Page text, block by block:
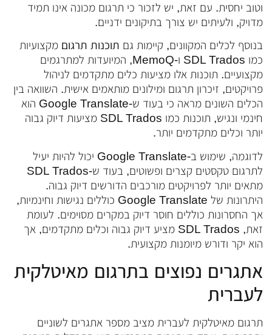
וטוב יחסית. עם זאת, יש לזכור כי תרגום מכונה אינו תמיד
מדויק, ולעיתים יש צורך בתיקונים ידניים.
בנוסף לכלים המקוונים, קיימות גם תוכנות תרגום מקצועיות
כמו SDL Trados ו-MemoQ, המיועדות למתרגמים
מקצועיים. תוכנות אלו מציעות כלים מתקדמים לניהול
פרויקטים, זיכרון תרגום ומילונים מותאמים אישית. השוואה בין
הכלים השונים מראה כי בעוד ש-Google Translate הוא
חינמי ונגיש, תוכנות כמו SDL Trados מציעות דיוק גבוה
יותר וכלים מתקדמים יותר.
לדוגמה, שימוש ב-Google Translate יכול להיות יעיל
לתרגום טקסטים קצרים ופשוטים, בעוד ש-SDL Trados
מתאים יותר לפרויקטים מורכבים הדורשים דיוק גבוה.
היתרונות של Google Translate כוללים נגישות וחינמיות,
אך החסרונות כוללים חוסר דיוק במקרים מסוימים. לעומת
זאת, SDL Trados מציע דיוק גבוה וכלים מתקדמים, אך
הוא יקר ודורש מיומנות מקצועית.
אתגרים נפוצים בתרגום מאיטלקית
לעברית
תרגום מאיטלקית לעברית מציב מספר אתגרים לשוניים